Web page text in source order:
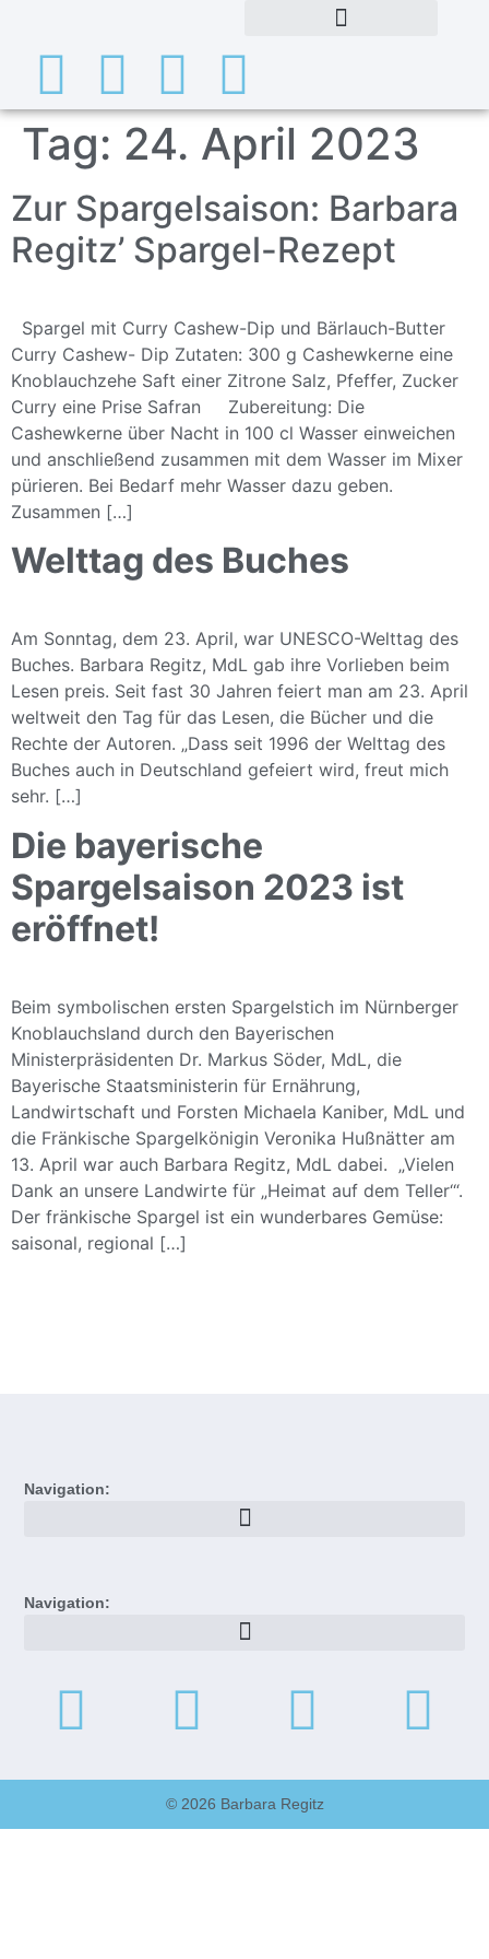
Tag: 24. April 2023
Zur Spargelsaison: Barbara
Regitz’ Spargel-Rezept
Spargel mit Curry Cashew-Dip und Bärlauch-Butter
Curry Cashew- Dip Zutaten: 300 g Cashewkerne eine
Knoblauchzehe Saft einer Zitrone Salz, Pfeffer, Zucker
Curry eine Prise Safran Zubereitung: Die
Cashewkerne über Nacht in 100 cl Wasser einweichen
und anschließend zusammen mit dem Wasser im Mixer
pürieren. Bei Bedarf mehr Wasser dazu geben.
Zusammen […]
Welttag des Buches
Am Sonntag, dem 23. April, war UNESCO-Welttag des
Buches. Barbara Regitz, MdL gab ihre Vorlieben beim
Lesen preis. Seit fast 30 Jahren feiert man am 23. April
weltweit den Tag für das Lesen, die Bücher und die
Rechte der Autoren. „Dass seit 1996 der Welttag des
Buches auch in Deutschland gefeiert wird, freut mich
sehr. […]
Die bayerische
Spargelsaison 2023 ist
eröffnet!
Beim symbolischen ersten Spargelstich im Nürnberger
Knoblauchsland durch den Bayerischen
Ministerpräsidenten Dr. Markus Söder, MdL, die
Bayerische Staatsministerin für Ernährung,
Landwirtschaft und Forsten Michaela Kaniber, MdL und
die Fränkische Spargelkönigin Veronika Hußnätter am
13. April war auch Barbara Regitz, MdL dabei. „Vielen
Dank an unsere Landwirte für „Heimat auf dem Teller‘“.
Der fränkische Spargel ist ein wunderbares Gemüse:
saisonal, regional […]
Navigation:
Navigation:
© 2026 Barbara Regitz